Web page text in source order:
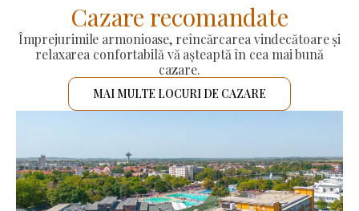
Cazare recomandate
Împrejurimile armonioase, reîncărcarea vindecătoare și
relaxarea confortabilă vă așteaptă în cea mai bună
cazare.
MAI MULTE LOCURI DE CAZARE